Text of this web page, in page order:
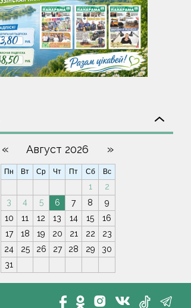
« Август 2026 »
Пн Вт Ср Чт Пт Сб Вс
1
2
3
4 5 6 7 8
9
10
11 12 13 14 15
16
17
18 19 20 21 22
23
24
25 26 27 28 29
30
31